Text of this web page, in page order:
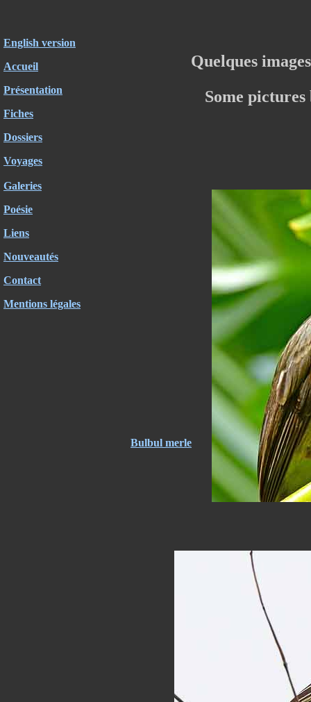
English version
Accueil
Présentation
Fiches
Dossiers
Voyages
Galeries
Poésie
Liens
Nouveautés
Contact
Mentions légales
Quelques
Some
Bulbul merle